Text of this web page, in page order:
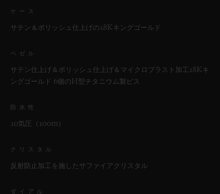
ケース
サテン＆ポリッシュ仕上げの18Kキングゴールド
ベゼル
サテン仕上げ＆ポリッシュ仕上げ＆マイクロブラスト加工18Kキ
ングゴールド 6個のH型チタニウム製ビス
防水性
10気圧（100m）
クリスタル
反射防止加工を施したサファイアクリスタル
ダイアル